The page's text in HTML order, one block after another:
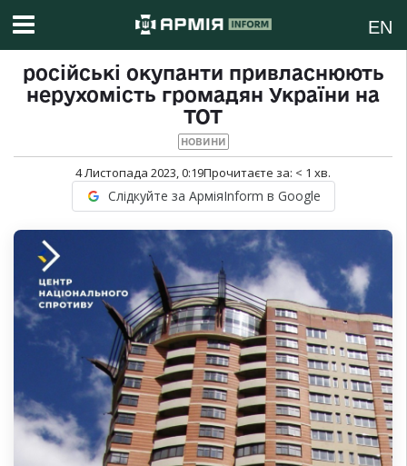
EN
російські окупанти привласнюють
нерухомість громадян України на
ТОТ
НОВИНИ
4 Листопада 2023, 0:19Прочитаєте за: < 1 хв.
Слідкуйте за АрміяInform в Google